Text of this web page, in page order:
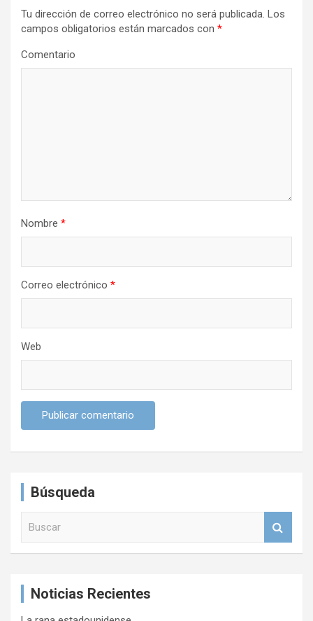
Tu dirección de correo electrónico no será publicada. Los
campos obligatorios están marcados con *
Comentario
Nombre *
Correo electrónico *
Web
Búsqueda
Noticias Recientes